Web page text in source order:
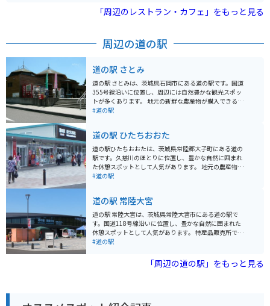
「周辺のレストラン・カフェ」をもっと見る
周辺の道の駅
道の駅 さとみ
道の駅 さとみは、茨城県石岡市にある道の駅です。国道
355号線沿いに位置し、周辺には自然豊かな観光スポッ
トが多くあります。 地元の新鮮な農産物が購入できる直
売所や、茨城のブランド豚「ローズポーク」を使用した
の八郷地区は、緑豊かな山々を走るワインディングロー
ドが続くエリアとしても知られており、ツーリングの休
憩スポットとしても最適です。 道の駅 さとみからほど近
い場所には、果樹園が多く、季節によってはぶどうや梨
狩りを楽しむことができます。また、歴史ある寺院や、
#道の駅
道の駅 ひたちおおた
道の駅ひたちおおたは、茨城県常陸郡大子町にある道の
駅です。久慈川のほとりに位置し、豊かな自然に囲まれ
た休憩スポットとして人気があります。 地元の農産物が
購入できる直売所や、常陸秋そばや奥久慈しゃもといっ
できます。また、周辺には奥久慈パノラマラインなど、
景色が美しいワインディングロードも多いため、ツーリ
ングの拠点としてもおすすめです。 特産品としては、奥
久慈りんごや、こんにゃく、ゆばなどが有名です。道の
駅で購入できるほか、周辺の農園や店舗でも取り扱って
#道の駅
道の駅 常陸大宮
道の駅 常陸大宮は、茨城県常陸大宮市にある道の駅で
す。国道118号線沿いに位置し、豊かな自然に囲まれた
休憩スポットとして人気があります。 特産品販売所で
は、地元で採れた新鮮な野菜や果物が販売されていま
旬の時期には様々な品種の梨が並びます。また、常陸秋
そばも有名で、お土産に購入したり、併設のレストラン
#道の駅
「周辺の道の駅」をもっと見る